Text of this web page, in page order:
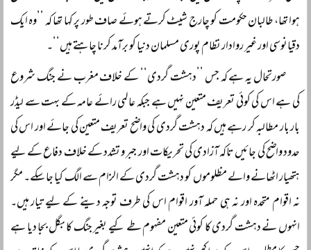
ہوا تھا، طالبان حکومت کو چارج شیٹ کرتے ہوئے صاف طور پر کہا تھا کہ ’’وہ ایک
دقیانوسی اور غیر روادار نظام پوری مسلمان دنیا کو برآمد کرنا چاہتے ہیں‘‘۔
صورتحال یہ ہے کہ جس ’’دہشت گردی‘‘ کے خلاف مغرب نے جنگ شروع
کی ہے اس کی کوئی تعریف متعین نہیں ہے جبکہ عالمی رائے عامہ کے بہت سے لیڈر
بار بار مطالبہ کر رہے ہیں کہ دہشت گردی کی واضح تعریف متعین کی جائے اور اس کی
حدود واضح کی جائیں تاکہ آزادی کی تحریکات اور جبر و تشدد کے خلاف دفاع کے لیے
ہتھیار اٹھانے والے مظلوموں کو دہشت گردی کے الزام سے الگ کیا جا سکے۔ مگر
نہ اقوام متحدہ اور نہ ہی حملہ آور اقوام اس کی طرف توجہ دینے کے لیے تیار ہیں۔
انہوں نے دہشت گردی کا کوئی متعین مفہوم طے کیے بغیر جنگ کا بگل بجا دیا ہے